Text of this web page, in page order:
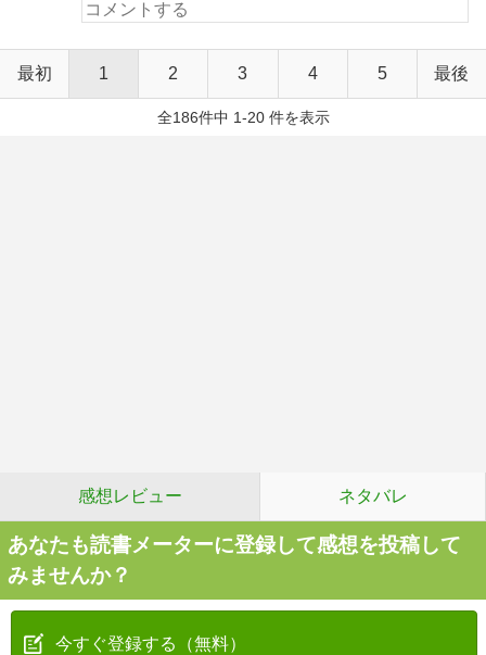
最初 1 2 3 4 5 最後
全186件中 1-20 件を表示
感想レビュー ネタバレ
あなたも読書メーターに登録して感想を投稿して
みませんか？
今すぐ登録する（無料）